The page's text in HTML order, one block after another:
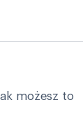
możesz to